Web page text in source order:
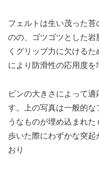
フェルトは生い茂った
のの、ゴツゴツとした
くグリップ力に欠ける
により防滑性の応用度を
ピンの大きさによって
す。上の写真は一般的な
うなものが埋め込まれ
歩いた際にわずかな突起
おり